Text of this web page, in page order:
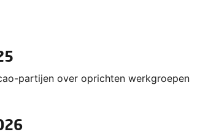
partijen over oprichten werkgroepen